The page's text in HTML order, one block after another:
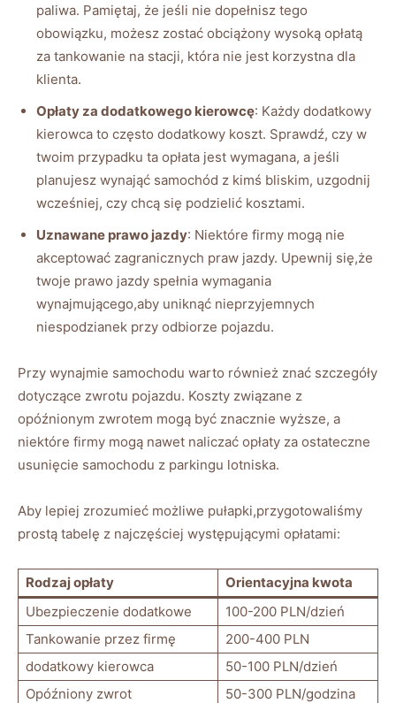
paliwa. Pamiętaj, że jeśli nie dopełnisz tego
obowiązku, możesz zostać obciążony wysoką opłatą
za tankowanie na stacji, która nie jest korzystna dla
klienta.
Opłaty za dodatkowego kierowcę: Każdy dodatkowy
kierowca to często dodatkowy koszt. Sprawdź, czy w
twoim przypadku ta opłata jest wymagana, a jeśli
planujesz wynająć samochód z kimś bliskim, uzgodnij
wcześniej, czy chcą się podzielić kosztami.
Uznawane prawo jazdy: Niektóre firmy mogą nie
akceptować zagranicznych praw jazdy. Upewnij się,że
twoje prawo jazdy spełnia wymagania
wynajmującego,aby uniknąć nieprzyjemnych
niespodzianek przy odbiorze pojazdu.
Przy wynajmie samochodu warto również znać szczegóły
dotyczące zwrotu pojazdu. Koszty związane z
opóźnionym zwrotem mogą być znacznie wyższe, a
niektóre firmy mogą nawet naliczać opłaty za ostateczne
usunięcie samochodu z parkingu lotniska.
Aby lepiej zrozumieć możliwe pułapki,przygotowaliśmy
prostą tabelę z najczęściej występującymi opłatami:
Rodzaj opłaty
Orientacyjna kwota
Ubezpieczenie dodatkowe
100-200 PLN/dzień
Tankowanie przez firmę
200-400 PLN
dodatkowy kierowca
50-100 PLN/dzień
Opóźniony zwrot
50-300 PLN/godzina